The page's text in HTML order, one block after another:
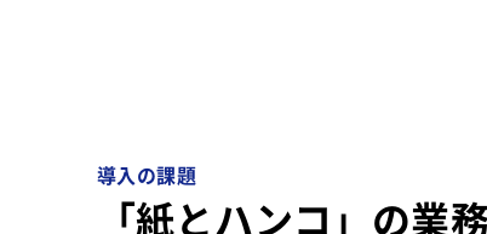
導入の課題
「紙とハンコ」の業